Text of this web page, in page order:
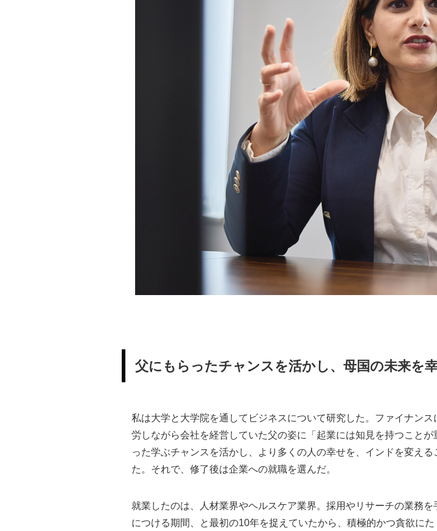
父にもらったチャンスを活かし、母国の未来を
私は大学と大学院を通してビジネスについて研究した。ファイナン
労しながら会社を経営していた父の姿に「起業には知見を持つこと
った学ぶチャンスを活かし、より多くの人の幸せを、インドを変え
た。それで、修了後は企業への就職を選んだ。
就業したのは、人材業界やヘルスケア業界。採用やリサーチの業務
につける期間、と最初の10年を捉えていたから、積極的かつ貪欲にた